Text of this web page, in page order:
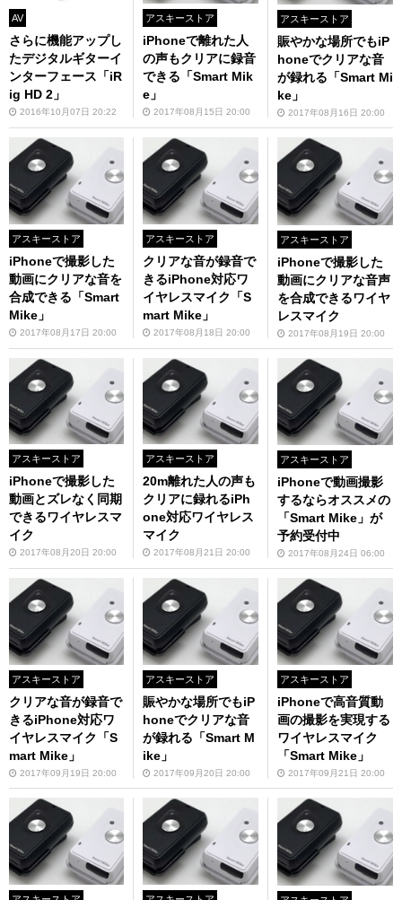
AV
さらに機能アップし
たデジタルギターイ
ンターフェース「iR
ig HD 2」
2016年10月07日 20:22
アスキーストア
iPhoneで離れた人
の声もクリアに録音
できる「Smart Mik
e」
2017年08月15日 20:00
アスキーストア
賑やかな場所でもiP
honeでクリアな音
が録れる「Smart Mi
ke」
2017年08月16日 20:00
アスキーストア
iPhoneで撮影した
動画にクリアな音を
合成できる「Smart
Mike」
2017年08月17日 20:00
アスキーストア
クリアな音が録音で
きるiPhone対応ワ
イヤレスマイク「S
mart Mike」
2017年08月18日 20:00
アスキーストア
iPhoneで撮影した
動画にクリアな音声
を合成できるワイヤ
レスマイク
2017年08月19日 20:00
アスキーストア
iPhoneで撮影した
動画とズレなく同期
できるワイヤレスマ
イク
2017年08月20日 20:00
アスキーストア
20m離れた人の声も
クリアに録れるiPh
one対応ワイヤレス
マイク
2017年08月21日 20:00
アスキーストア
iPhoneで動画撮影
するならオススメの
「Smart Mike」が
予約受付中
2017年08月24日 06:00
アスキーストア
クリアな音が録音で
きるiPhone対応ワ
イヤレスマイク「S
mart Mike」
2017年09月19日 20:00
アスキーストア
賑やかな場所でもiP
honeでクリアな音
が録れる「Smart M
ike」
2017年09月20日 20:00
アスキーストア
iPhoneで高音質動
画の撮影を実現する
ワイヤレスマイク
「Smart Mike」
2017年09月21日 20:00